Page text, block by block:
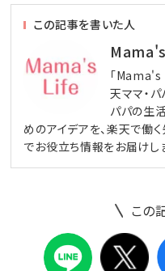
この記事を書いた人
「
天ママ・
パパの生
めのアイデアを、楽天で働
でお役立ち情報をお届けし
この